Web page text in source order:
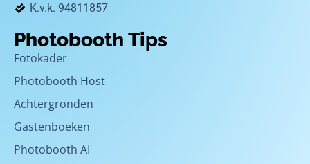
K.v.k. 94811857
Photobooth Tips
Fotokader
Photobooth Host
Achtergronden
Gastenboeken
Photobooth AI